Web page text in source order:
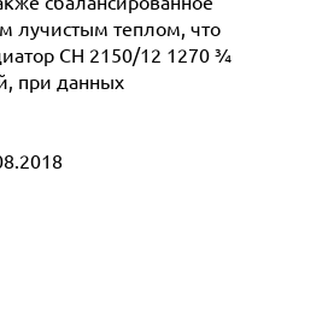
лучистым теплом, что
CH 2150/12 1270 ¾
при данных